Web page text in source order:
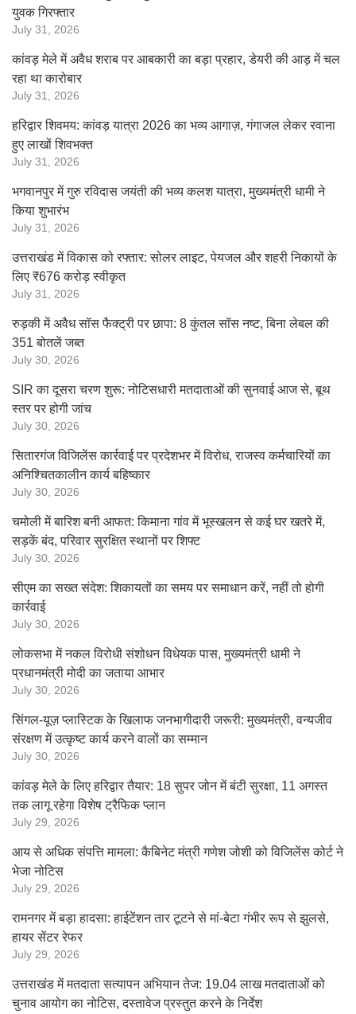
युवक गिरफ्तार
July 31, 2026
कांवड़ मेले में अवैध शराब पर आबकारी का बड़ा प्रहार, डेयरी की आड़ में चल
रहा था कारोबार
July 31, 2026
हरिद्वार शिवमय: कांवड़ यात्रा 2026 का भव्य आगाज़, गंगाजल लेकर रवाना
हुए लाखों शिवभक्त
July 31, 2026
भगवानपुर में गुरु रविदास जयंती की भव्य कलश यात्रा, मुख्यमंत्री धामी ने
किया शुभारंभ
July 31, 2026
उत्तराखंड में विकास को रफ्तार: सोलर लाइट, पेयजल और शहरी निकायों के
लिए ₹676 करोड़ स्वीकृत
July 31, 2026
रुड़की में अवैध सॉस फैक्ट्री पर छापा: 8 कुंतल सॉस नष्ट, बिना लेबल की
351 बोतलें जब्त
July 30, 2026
SIR का दूसरा चरण शुरू: नोटिसधारी मतदाताओं की सुनवाई आज से, बूथ
स्तर पर होगी जांच
July 30, 2026
सितारगंज विजिलेंस कार्रवाई पर प्रदेशभर में विरोध, राजस्व कर्मचारियों का
अनिश्चितकालीन कार्य बहिष्कार
July 30, 2026
चमोली में बारिश बनी आफत: किमाना गांव में भूस्खलन से कई घर खतरे में,
सड़कें बंद, परिवार सुरक्षित स्थानों पर शिफ्ट
July 30, 2026
सीएम का सख्त संदेश: शिकायतों का समय पर समाधान करें, नहीं तो होगी
कार्रवाई
July 30, 2026
लोकसभा में नकल विरोधी संशोधन विधेयक पास, मुख्यमंत्री धामी ने
प्रधानमंत्री मोदी का जताया आभार
July 30, 2026
सिंगल-यूज़ प्लास्टिक के खिलाफ जनभागीदारी जरूरी: मुख्यमंत्री, वन्यजीव
संरक्षण में उत्कृष्ट कार्य करने वालों का सम्मान
July 30, 2026
कांवड़ मेले के लिए हरिद्वार तैयार: 18 सुपर जोन में बंटी सुरक्षा, 11 अगस्त
तक लागू रहेगा विशेष ट्रैफिक प्लान
July 29, 2026
आय से अधिक संपत्ति मामला: कैबिनेट मंत्री गणेश जोशी को विजिलेंस कोर्ट ने
भेजा नोटिस
July 29, 2026
रामनगर में बड़ा हादसा: हाईटेंशन तार टूटने से मां-बेटा गंभीर रूप से झुलसे,
हायर सेंटर रेफर
July 29, 2026
उत्तराखंड में मतदाता सत्यापन अभियान तेज: 19.04 लाख मतदाताओं को
चुनाव आयोग का नोटिस, दस्तावेज प्रस्तुत करने के निर्देश